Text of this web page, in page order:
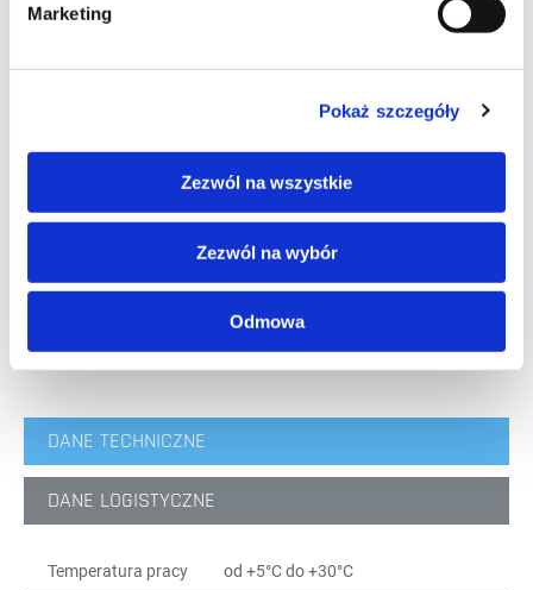
Marketing
Pokaż szczegóły
Zezwól na wszystkie
Zezwól na wybór
Odmowa
syntetycznych przeznaczony do gruntowania podłoży
wyrównujących. Dodany do mas szpachlowych podwyższa
wysoka wydajność – rozcieńczany wodą w propor-
wzmacnia podłoże i zwiększa przyczepność
DANE TECHNICZNE
DANE LOGISTYCZNE
Temperatura pracy od +5°C do +30°C